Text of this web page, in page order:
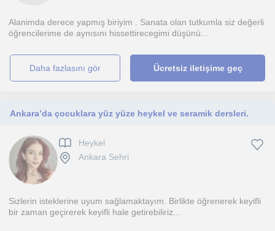
Alanimda derece yapmış biriyim . Sanata olan tutkumla siz değerli
öğrencilerime de aynısını hissettirecegimi düşünü...
daha fazlasını gör Ücretsiz iletişime geç
Ankara’da çocuklara yüz yüze heykel ve seramik dersleri.
Heykel
Ankara Sehri
Sizlerin isteklerine uyum sağlamaktayım. Birlikte öğrenerek keyifli
bir zaman geçirerek keyifli hale getirebiliriz...